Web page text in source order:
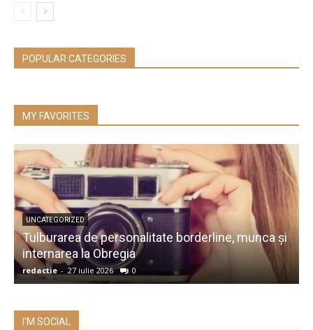
POPULAR CATEGORIES
MY FAVORITES
UNCATEGORIZED
Tulburarea de personalitate borderline, munca și
internarea la Obregia
redactie - 27 iulie 2026 0
I'M SOCIAL